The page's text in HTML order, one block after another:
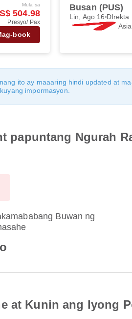
Mula sa
504.98
Presyo/ Pax
book
Busan (PUS)
Lin, Ago 16 DIrekta
ito ay maaaring hindi updated at
impormasyon.
papuntang Ngurah
Buwan ng
at Kunin ang Iyong